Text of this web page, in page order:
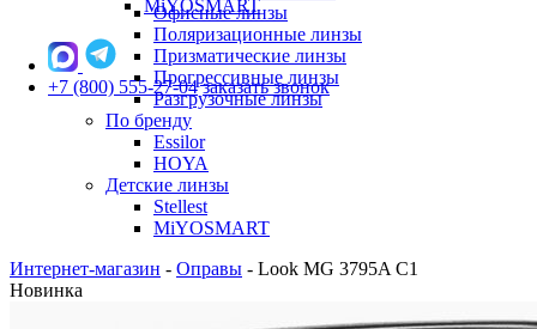
Офисные линзы
Поляризационные линзы
Призматические линзы
Прогрессивные линзы
Разгрузочные линзы
По бренду
Essilor
HOYA
Детские линзы
Stellest
MiYOSMART
MiYOSMART
+7 (800) 555-27-04 заказать звонок
Интернет-магазин - Оправы - Look MG 3795A C1
Новинка